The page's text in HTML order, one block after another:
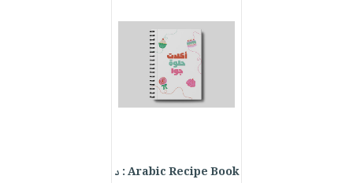
Arabic Recipe Book : د